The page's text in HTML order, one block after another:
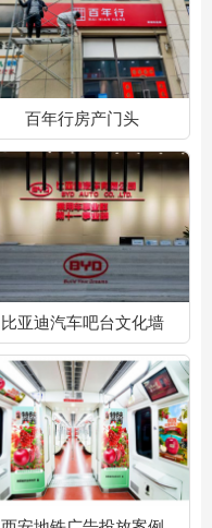
百年行房产门头
比亚迪汽车吧台文化墙